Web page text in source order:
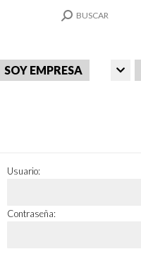
SEARCH:
BUSCAR
SOY EMPRESA
Usuario:
Contraseña: